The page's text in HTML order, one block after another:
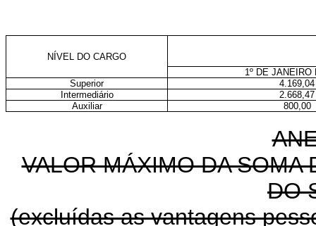
NÍVEL DO CARGO
1º DE JANEIRO
Superior
4.169,04
Intermediário
2.668,47
Auxiliar
800,00
VALOR MÁXIMO DA SOMA
DO
(excluídas as vantagens